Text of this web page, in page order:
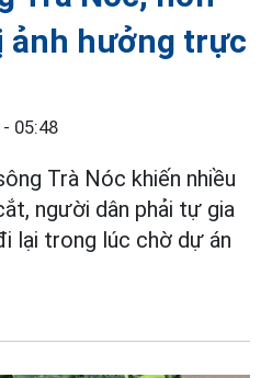
ảnh hưởng trực
05:48
Trà Nóc khiến nhiều
người dân phải tự gia
lại trong lúc chờ dự án